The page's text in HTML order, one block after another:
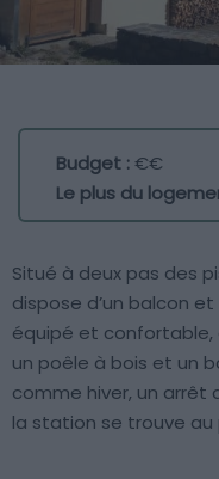
Budget :€€
Le plus du
Situé à deux pas des
dispose d’un balcon
équipé et
un poêle à bois et un
comme hiver, un
la station se trouve au